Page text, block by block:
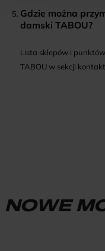
Gdzie można
damski TABOU?
Lista sklepów i
TABOU w sekcji kontakt.
NOWE